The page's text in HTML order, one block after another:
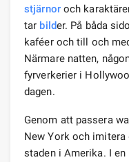
stjärnoroch
tar bilder. På båda
kaféer och till och
Närmare natten,
fyrverkerier i
dagen.
Genom att passera
New York och
staden i Amerika. I en